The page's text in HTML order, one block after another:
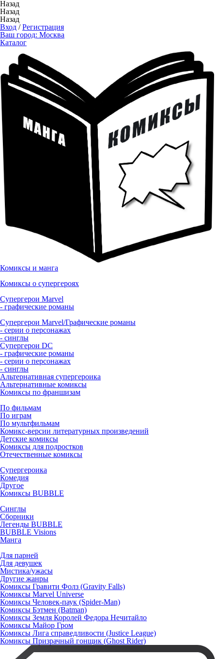
Назад
Назад
Назад
Вход /Регистрация
Ваш город: Москва
Каталог
Комиксы и манга
Комиксы о супергероях
Супергерои Marvel
- графические романы
Супергерои Marvel/Графические романы
- серии о персонажах
- синглы
Супергерои DC
- графические романы
- серии о персонажах
- синглы
Альтернативная супергероика
Альтернативные комиксы
Комиксы по франшизам
По фильмам
По играм
По мультфильмам
Комикс-версии литературных произведений
Детские комиксы
Комиксы для подростков
Отечественные комиксы
Супергероика
Комедия
Другое
Комиксы BUBBLE
Синглы
Сборники
Легенды BUBBLE
BUBBLE Visions
Манга
Для парней
Для девушек
Мистика/ужасы
Другие жанры
Комиксы Гравити Фолз (Gravity Falls)
Комиксы Marvel Universe
Комиксы Человек-паук (Spider-Man)
Комиксы Бэтмен (Batman)
Комиксы Земля Королей Федора Нечитайло
Комиксы Майор Гром
Комиксы Лига справедливости (Justice League)
Комиксы Призрачный гонщик (Ghost Rider)